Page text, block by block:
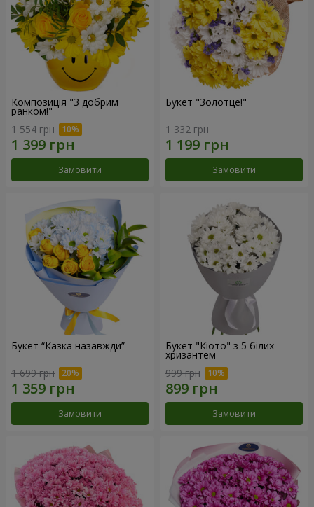
Композиція "З добрим
ранком!"
1 554 грн
Замовити
Букет "Золотце!"
1 332 грн
Замовити
Букет “Казка назавжди”
1 699 грн
Замовити
Букет "Кіото" з 5 білих
хризантем
999 грн
Замовити